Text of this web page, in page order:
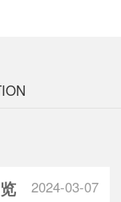
2024-03-07